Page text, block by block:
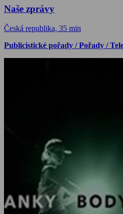
Naše zprávy
Česká republika, 35 min
Publicistické pořady / Pořady /